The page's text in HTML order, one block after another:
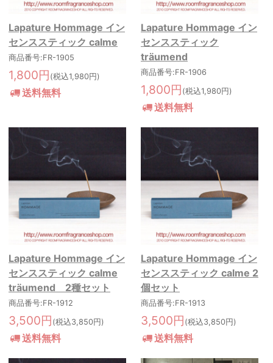
Lapature Hommage イン
センススティック calme
商品番号:FR-1905
1,800円 (税込1,980円)
送料無料
Lapature Hommage イン
センススティック
träumend
商品番号:FR-1906
1,800円 (税込1,980円)
送料無料
Lapature Hommage イン
センススティック calme
träumend 2種セット
商品番号:FR-1912
3,500円 (税込3,850円)
送料無料
Lapature Hommage イン
センススティック calme 2
個セット
商品番号:FR-1913
3,500円 (税込3,850円)
送料無料